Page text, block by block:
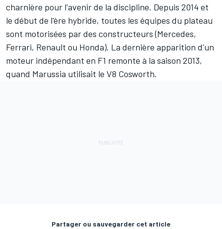
charnière pour l'avenir de la discipline. Depuis 2014 et
le début de l'ère hybride, toutes les équipes du plateau
sont motorisées par des constructeurs (Mercedes,
Ferrari, Renault ou Honda). La dernière apparition d'un
moteur indépendant en F1 remonte à la saison 2013,
quand Marussia utilisait le V8 Cosworth.
Partager ou sauvegarder cet article